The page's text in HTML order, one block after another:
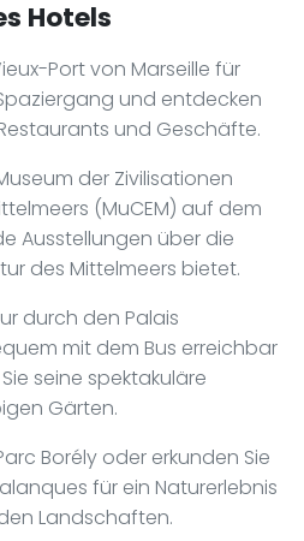
Hotels
Port von Marseille für
und entdecken
und Geschäfte.
der Zivilisationen
(MuCEM) auf dem
Ausstellungen über die
des Mittelmeers bietet.
durch den Palais
mit dem Bus erreichbar
seine spektakuläre
Gärten.
Borély oder erkunden Sie
für ein Naturerlebnis
Landschaften.